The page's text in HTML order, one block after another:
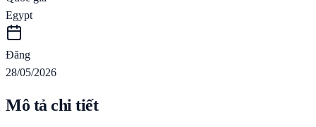
Egypt
Đăng
28/05/2026
Mô tả chi tiết